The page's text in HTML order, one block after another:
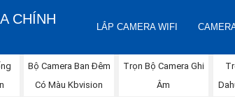
CHÍNH
LẮP CAMERA WIFI
Bộ Camera Ban Đêm
Có Màu Kbvision
Trọn Bộ Camera Ghi
Âm